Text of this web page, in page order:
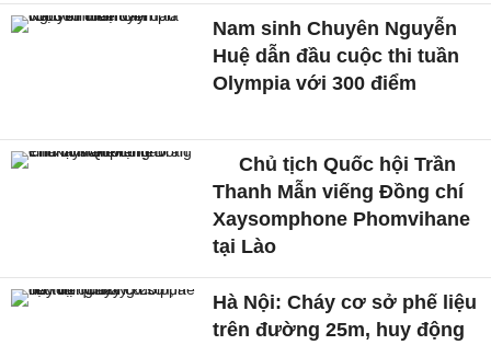
Nam sinh Chuyên Nguyễn
Huệ dẫn đầu cuộc thi tuần
Olympia với 300 điểm
Chủ tịch Quốc hội Trần
Thanh Mẫn viếng Đồng chí
Xaysomphone Phomvihane
tại Lào
Hà Nội: Cháy cơ sở phế liệu
trên đường 25m, huy động